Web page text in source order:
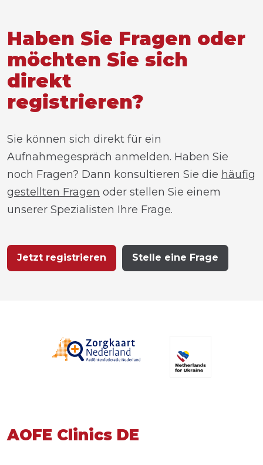
Haben Sie Fragen oder
möchten Sie sich
direkt
registrieren?
Sie können sich direkt für ein
Aufnahmegespräch anmelden. Haben Sie
noch Fragen? Dann konsultieren Sie die häufig
gestellten Fragen oder stellen Sie einem
unserer Spezialisten Ihre Frage.
Jetzt registrieren Stelle eine Frage
AOFE Clinics DE